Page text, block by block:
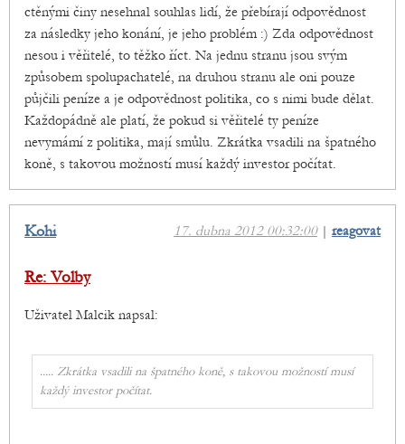
ctěnými činy nesehnal souhlas lidí, že přebírají odpovědnost
za následky jeho konání, je jeho problém :) Zda odpovědnost
nesou i věřitelé, to těžko říct. Na jednu stranu jsou svým
způsobem spolupachatelé, na druhou stranu ale oni pouze
půjčili peníze a je odpovědnost politika, co s nimi bude dělat.
Každopádně ale platí, že pokud si věřitelé ty peníze
nevymámí z politika, mají smůlu. Zkrátka vsadili na špatného
koně, s takovou možností musí každý investor počítat.
17. dubna 2012 00:32:00| reagovat
Kohi
Re: Volby
Uživatel Malcik napsal:
..... Zkrátka vsadili na špatného koně, s takovou možností musí
každý investor počítat.